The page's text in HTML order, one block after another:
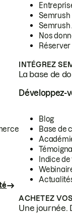
Semrush
Semrush
Nos
INTÉGREZ
La base de
Développez-
Blog
Base de
Indice
ACHETEZ
Une journée.